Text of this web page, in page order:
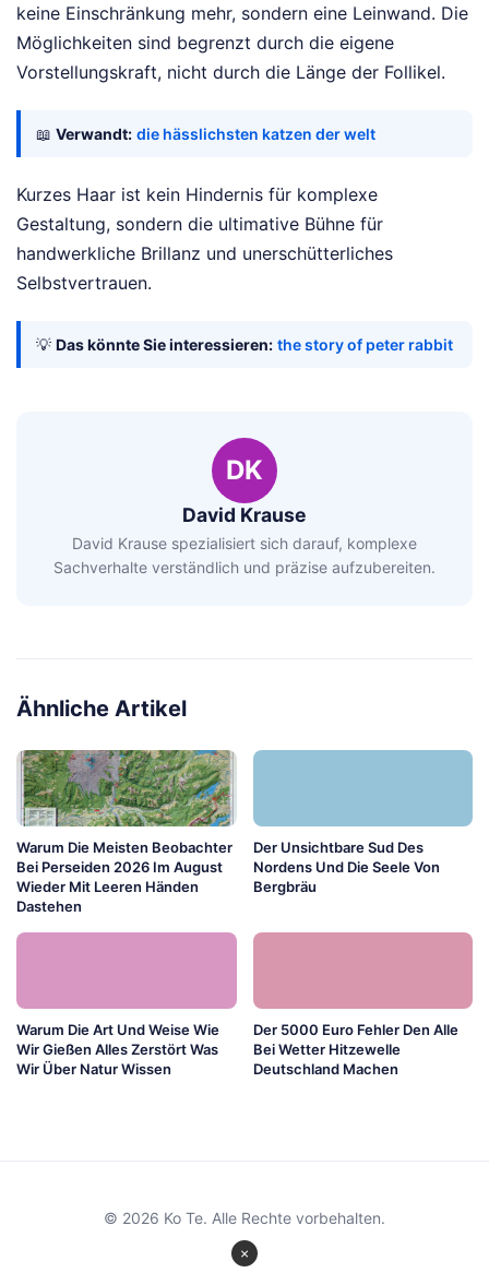
keine Einschränkung mehr, sondern eine Leinwand. Die
Möglichkeiten sind begrenzt durch die eigene
Vorstellungskraft, nicht durch die Länge der Follikel.
📖 Verwandt: die hässlichsten katzen der welt
Kurzes Haar ist kein Hindernis für komplexe
Gestaltung, sondern die ultimative Bühne für
handwerkliche Brillanz und unerschütterliches
Selbstvertrauen.
💡 Das könnte Sie interessieren: the story of peter rabbit
DK
David Krause
David Krause spezialisiert sich darauf, komplexe
Sachverhalte verständlich und präzise aufzubereiten.
Ähnliche Artikel
Warum Die Meisten Beobachter
Bei Perseiden 2026 Im August
Wieder Mit Leeren Händen
Dastehen
Der Unsichtbare Sud Des
Nordens Und Die Seele Von
Bergbräu
Warum Die Art Und Weise Wie
Wir Gießen Alles Zerstört Was
Wir Über Natur Wissen
Der 5000 Euro Fehler Den Alle
Bei Wetter Hitzewelle
Deutschland Machen
×
© 2026 Ko Te. Alle Rechte vorbehalten.